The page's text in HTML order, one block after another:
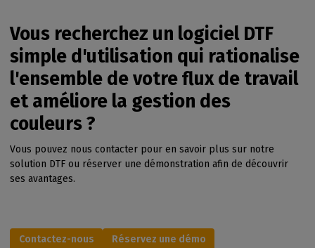
Vous recherchez un logiciel DTF
simple d'utilisation qui rationalise
l'ensemble de votre flux de travail
et améliore la gestion des
couleurs ?
Vous pouvez nous contacter pour en savoir plus sur notre
solution DTF ou réserver une démonstration afin de découvrir
ses avantages.
Contactez-nous Réservez une démo